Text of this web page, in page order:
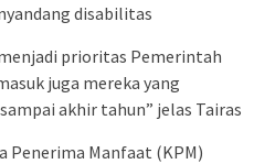
disabilitas
prioritas Pemerintah
juga mereka yang
akhir tahun” jelas Tairas
Penerima Manfaat (KPM)